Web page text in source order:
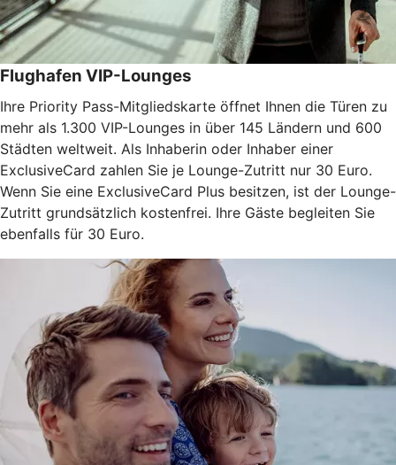
Flughafen VIP-Lounges
Ihre Priority Pass-Mitgliedskarte öffnet Ihnen die Türen zu
mehr als 1.300 VIP-Lounges in über 145 Ländern und 600
Städten weltweit. Als Inhaberin oder Inhaber einer
ExclusiveCard zahlen Sie je Lounge-Zutritt nur 30 Euro.
Wenn Sie eine ExclusiveCard Plus besitzen, ist der Lounge-
Zutritt grundsätzlich kostenfrei. Ihre Gäste begleiten Sie
ebenfalls für 30 Euro.